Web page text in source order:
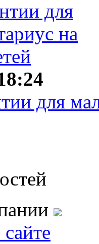
для